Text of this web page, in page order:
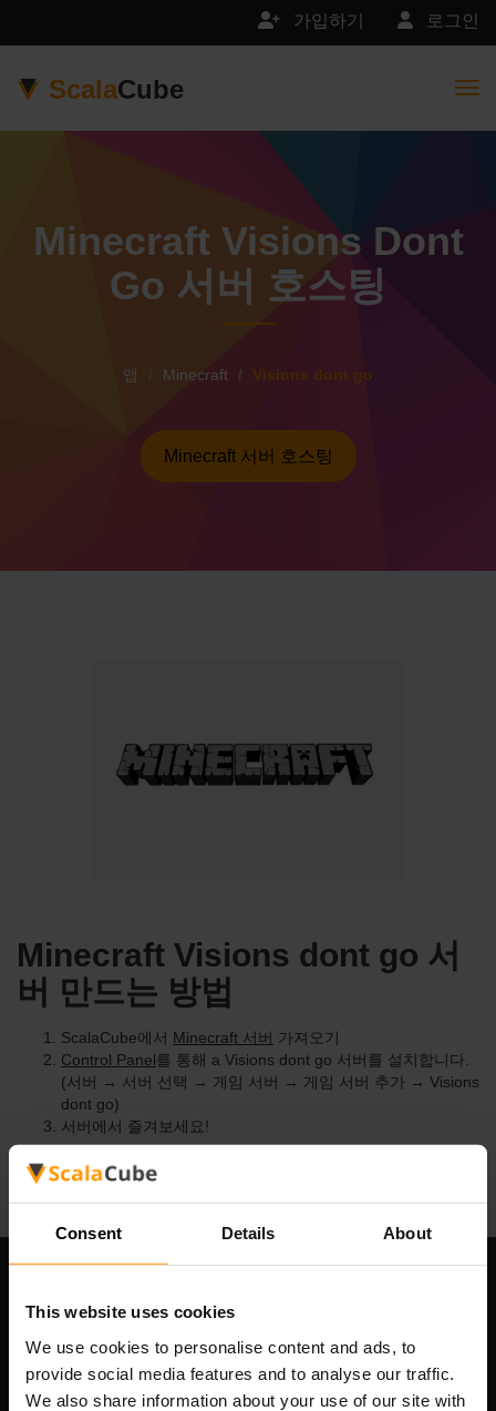
Consent Details About
This website uses cookies
We use cookies to personalise content and ads, to
provide social media features and to analyse our traffic.
We also share information about your use of our site with
로그인
가입하기
ScalaCube
Minecraft Visions Dont
Go 서버 호스팅
앱 Minecraft Visions dont go
Minecraft 서버 호스팅
Minecraft Visions dont go 서
버 만드는 방법
ScalaCube에서 Minecraft 서버 가져오기
Control Panel를 통해 a Visions dont go 서버를 설치합니다.
(서버 → 서버 선택 → 게임 서버 → 게임 서버 추가 → Visions
dont go)
서버에서 즐겨보세요!
Scalable Hosting Solutions OÜ